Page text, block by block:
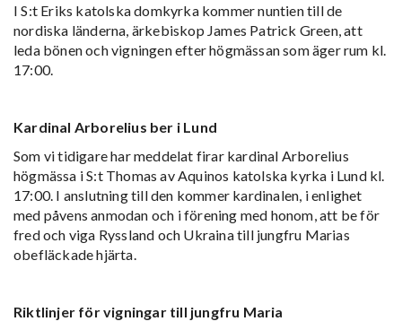
I S:t Eriks katolska domkyrka kommer nuntien till de
nordiska länderna, ärkebiskop James Patrick Green, att
leda bönen och vigningen efter högmässan som äger rum kl.
17:00.
Kardinal Arborelius ber i Lund
Som vi tidigare har meddelat firar kardinal Arborelius
högmässa i S:t Thomas av Aquinos katolska kyrka i Lund kl.
17:00. I anslutning till den kommer kardinalen, i enlighet
med påvens anmodan och i förening med honom, att be för
fred och viga Ryssland och Ukraina till jungfru Marias
obefläckade hjärta.
Riktlinjer för vigningar till jungfru Maria